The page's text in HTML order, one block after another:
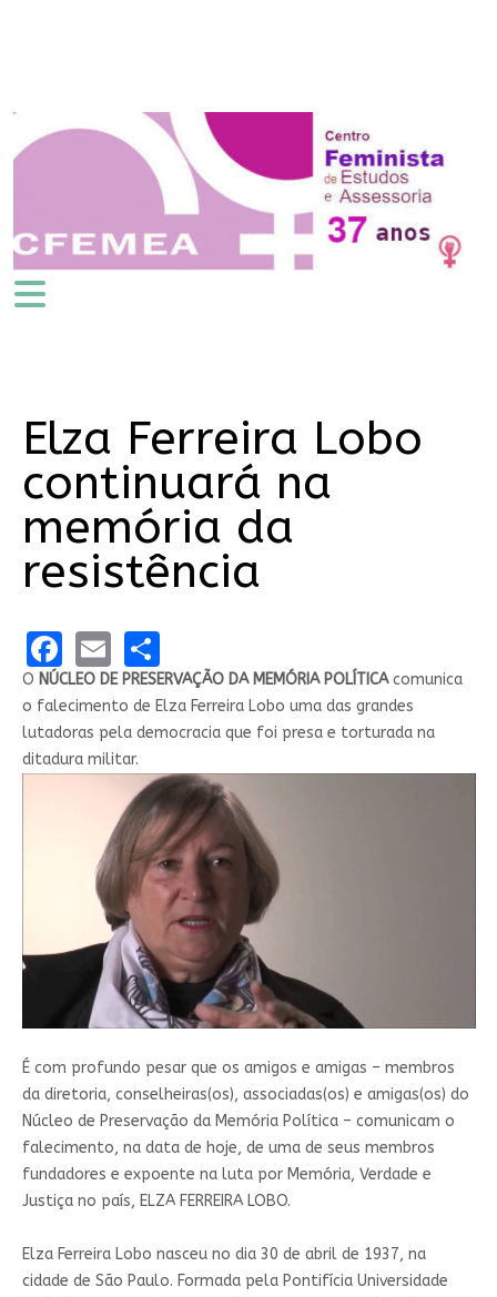
Elza Ferreira Lobo
continuará na
memória da
resistência
Facebook
EmailShare
O NÚCLEO DE PRESERVAÇÃO DA MEMÓRIA POLÍTICAcomunica
o falecimento de Elza Ferreira Lobo uma das grandes
lutadoras pela democracia que foi presa e torturada na
ditadura militar.
É com profundo pesar que os amigos e amigas – membros
da diretoria, conselheiras(os), associadas(os) e amigas(os) do
Núcleo de Preservação da Memória Política – comunicam o
falecimento, na data de hoje, de uma de seus membros
fundadores e expoente na luta por Memória, Verdade e
Justiça no país, ELZA FERREIRA LOBO.
Elza Ferreira Lobo nasceu no dia 30 de abril de 1937, na
cidade de São Paulo. Formada pela Pontifícia Universidade